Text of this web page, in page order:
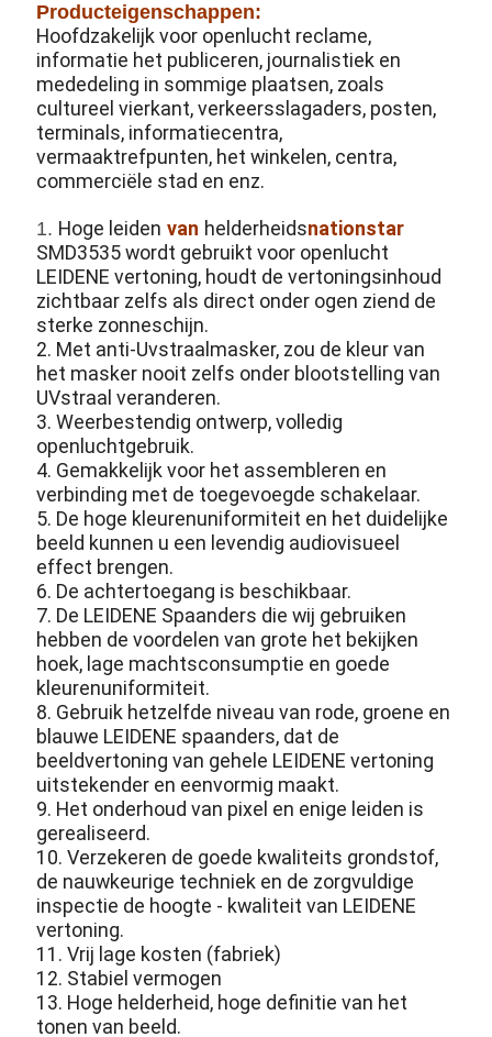
Producteigenschappen:
Hoofdzakelijk voor openlucht reclame,
informatie het publiceren, journalistiek en
mededeling in sommige plaatsen, zoals
cultureel vierkant, verkeersslagaders, posten,
terminals, informatiecentra,
vermaaktrefpunten, het winkelen, centra,
commerciële stad en enz.
1. Hoge leiden van helderheidsnationstar
SMD3535 wordt gebruikt voor openlucht
LEIDENE vertoning, houdt de vertoningsinhoud
zichtbaar zelfs als direct onder ogen ziend de
sterke zonneschijn.
2. Met anti-Uvstraalmasker, zou de kleur van
het masker nooit zelfs onder blootstelling van
UVstraal veranderen.
3. Weerbestendig ontwerp, volledig
openluchtgebruik.
4. Gemakkelijk voor het assembleren en
verbinding met de toegevoegde schakelaar.
5. De hoge kleurenuniformiteit en het duidelijke
beeld kunnen u een levendig audiovisueel
effect brengen.
6. De achtertoegang is beschikbaar.
7. De LEIDENE Spaanders die wij gebruiken
hebben de voordelen van grote het bekijken
hoek, lage machtsconsumptie en goede
kleurenuniformiteit.
8. Gebruik hetzelfde niveau van rode, groene en
blauwe LEIDENE spaanders, dat de
beeldvertoning van gehele LEIDENE vertoning
uitstekender en eenvormig maakt.
9. Het onderhoud van pixel en enige leiden is
gerealiseerd.
10. Verzekeren de goede kwaliteits grondstof,
de nauwkeurige techniek en de zorgvuldige
inspectie de hoogte - kwaliteit van LEIDENE
vertoning.
11. Vrij lage kosten (fabriek)
12. Stabiel vermogen
13. Hoge helderheid, hoge definitie van het
tonen van beeld.